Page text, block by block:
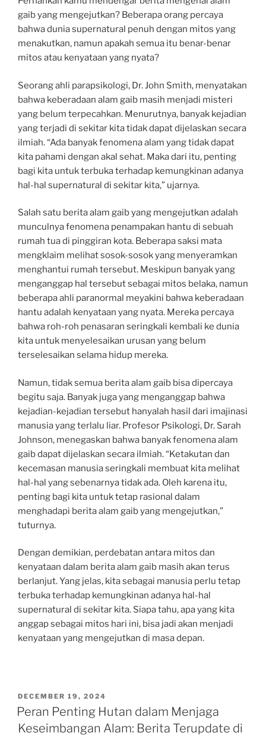
gaib yang mengejutkan? Beberapa orang percaya
bahwa dunia supernatural penuh dengan mitos yang
menakutkan, namun apakah semua itu benar-benar
mitos atau kenyataan yang nyata?
Seorang ahli parapsikologi, Dr. John Smith, menyatakan
bahwa keberadaan alam gaib masih menjadi misteri
yang belum terpecahkan. Menurutnya, banyak kejadian
yang terjadi di sekitar kita tidak dapat dijelaskan secara
ilmiah. “Ada banyak fenomena alam yang tidak dapat
kita pahami dengan akal sehat. Maka dari itu, penting
bagi kita untuk terbuka terhadap kemungkinan adanya
hal-hal supernatural di sekitar kita,” ujarnya.
Salah satu berita alam gaib yang mengejutkan adalah
munculnya fenomena penampakan hantu di sebuah
rumah tua di pinggiran kota. Beberapa saksi mata
mengklaim melihat sosok-sosok yang menyeramkan
menghantui rumah tersebut. Meskipun banyak yang
menganggap hal tersebut sebagai mitos belaka, namun
beberapa ahli paranormal meyakini bahwa keberadaan
hantu adalah kenyataan yang nyata. Mereka percaya
bahwa roh-roh penasaran seringkali kembali ke dunia
kita untuk menyelesaikan urusan yang belum
terselesaikan selama hidup mereka.
Namun, tidak semua berita alam gaib bisa dipercaya
begitu saja. Banyak juga yang menganggap bahwa
kejadian-kejadian tersebut hanyalah hasil dari imajinasi
manusia yang terlalu liar. Profesor Psikologi, Dr. Sarah
Johnson, menegaskan bahwa banyak fenomena alam
gaib dapat dijelaskan secara ilmiah. “Ketakutan dan
kecemasan manusia seringkali membuat kita melihat
hal-hal yang sebenarnya tidak ada. Oleh karena itu,
penting bagi kita untuk tetap rasional dalam
menghadapi berita alam gaib yang mengejutkan,”
tuturnya.
Dengan demikian, perdebatan antara mitos dan
kenyataan dalam berita alam gaib masih akan terus
berlanjut. Yang jelas, kita sebagai manusia perlu tetap
terbuka terhadap kemungkinan adanya hal-hal
supernatural di sekitar kita. Siapa tahu, apa yang kita
anggap sebagai mitos hari ini, bisa jadi akan menjadi
kenyataan yang mengejutkan di masa depan.
POSTED
ON
DECEMBER 19, 2024
Peran Penting Hutan dalam Menjaga
Keseimbangan Alam: Berita Terupdate di